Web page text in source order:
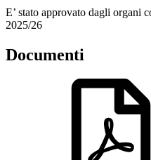
E’ stato approvato dagli organi
2025/26
Documenti